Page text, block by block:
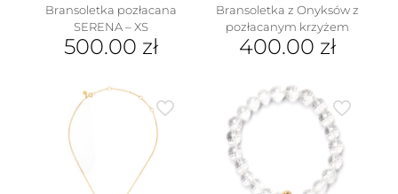
Bransoletka pozłacana
SERENA – XS
500.00 zł
Bransoletka z Onyksów z
pozłacanym krzyżem
400.00 zł